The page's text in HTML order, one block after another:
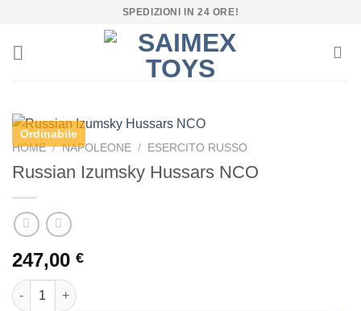
contenuti
SPEDIZIONI IN 24 ORE!
Ordinabile
HOME / NAPOLEONE / ESERCITO RUSSO
Russian Izumsky Hussars NCO
247,00 €
Russian Izumsky Hussars NCO quantità